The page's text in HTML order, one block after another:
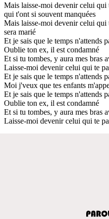
Mais laisse-moi devenir celui qui
qui t'ont si souvent manquées
Mais laisse-moi devenir celui qui
sera marié
Et je sais que le temps n'attends
Oublie ton ex, il est condamné
Et si tu tombes, y aura mes bras
Laisse-moi devenir celui qui te
Et je sais que le temps n'attends
Moi j'veux que tes enfants
Et je sais que le temps n'attends
Oublie ton ex, il est condamné
Et si tu tombes, y aura mes bras
Laisse-moi devenir celui qui te